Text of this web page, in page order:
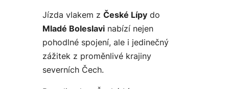
Jízda vlakem z České Lípy do
Mladé Boleslavi nabízí nejen
pohodlné spojení, ale i jedinečný
zážitek z proměnlivé krajiny
severních Čech.